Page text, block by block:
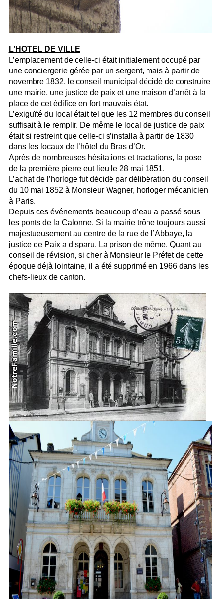
L’HOTEL DE VILLE
L’emplacement de celle-ci était initialement occupé par
une conciergerie gérée par un sergent, mais à partir de
novembre 1832, le conseil municipal décidé de construire
une mairie, une justice de paix et une maison d’arrêt à la
place de cet édifice en fort mauvais état.
L’exiguïté du local était tel que les 12 membres du conseil
suffisait à le remplir. De même le local de justice de paix
était si restreint que celle-ci s’installa à partir de 1830
dans les locaux de l’hôtel du Bras d’Or.
Après de nombreuses hésitations et tractations, la pose
de la première pierre eut lieu le 28 mai 1851.
L’achat de l’horloge fut décidé par délibération du conseil
du 10 mai 1852 à Monsieur Wagner, horloger mécanicien
à Paris.
Depuis ces événements beaucoup d’eau a passé sous
les ponts de la Calonne. Si la mairie trône toujours aussi
majestueusement au centre de la rue de l’Abbaye, la
justice de Paix a disparu. La prison de même. Quant au
conseil de révision, si cher à Monsieur le Préfet de cette
époque déjà lointaine, il a été supprimé en 1966 dans les
chefs-lieux de canton.